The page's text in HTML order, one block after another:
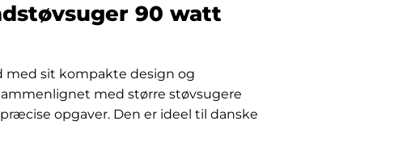
90 watt
med sit kompakte design og
med større støvsugere
opgaver. Den er ideel til danske